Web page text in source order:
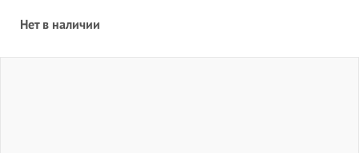
Нет в наличии